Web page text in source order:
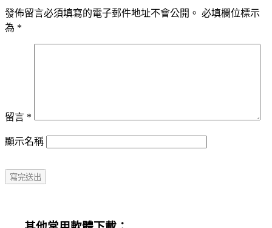
發佈留言必須填寫的電子郵件地址不會公開。 必填欄位標示
為 *
留言 *
顯示名稱